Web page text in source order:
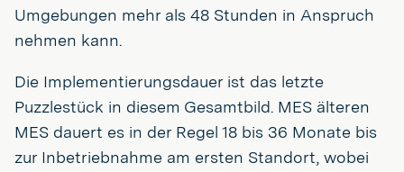
Umgebungen mehr als 48 Stunden in Anspruch
nehmen kann.
Die Implementierungsdauer ist das letzte
Puzzlestück in diesem Gesamtbild. MES älteren
MES dauert es in der Regel 18 bis 36 Monate bis
zur Inbetriebnahme am ersten Standort, wobei